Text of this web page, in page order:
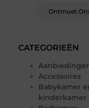
CATEGORIEËN
Accessoires
Babykamer
kinderkamer
Ontmoet